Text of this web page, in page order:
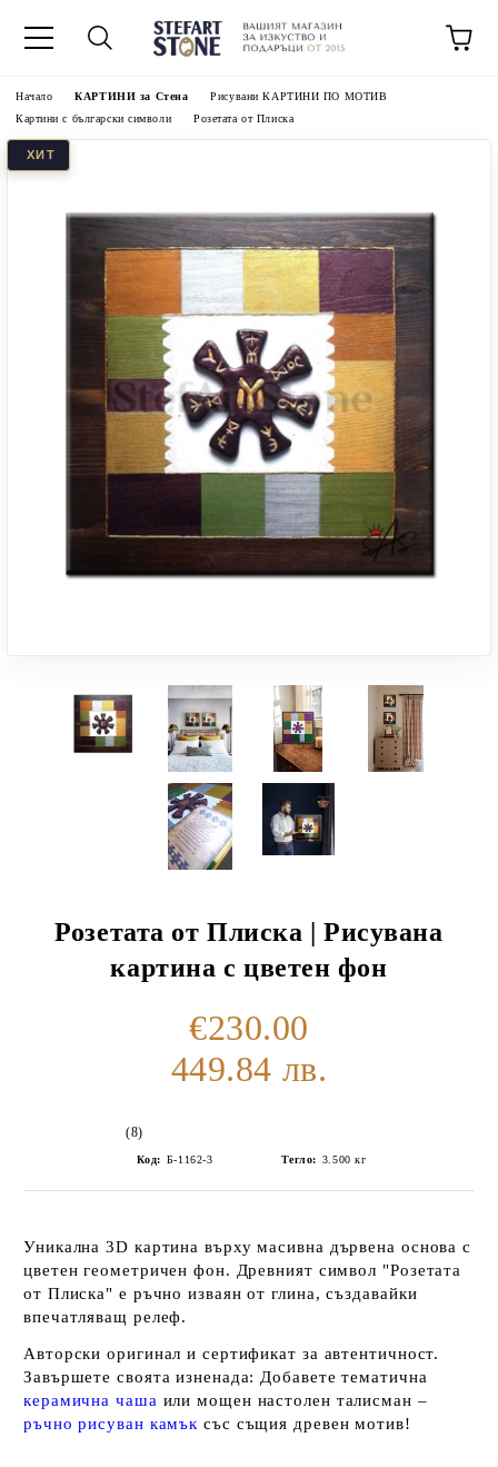
Начало КАРТИНИ за Стена
Рисувани КАРТИНИ ПО МОТИВ
Картини с български символи
Розетата от Плиска
Розетата от Плиска | Рисувана
картина с цветен фон
€230.00
449.84 лв.
(8)
Код: Б-1162-3 Тегло: 3.500 кг
Уникална 3D картина върху масивна дървена основа с
цветен геометричен фон. Древният символ "Розетата
от Плиска" е ръчно изваян отглина, създавайки
впечатляващ релеф.
Авторски оригинал и сертификат за автентичност.
Завършете своята изненада: Добавете тематична
керамична чаша или мощен настолен талисман –
ръчнорисуван камък със същия древен мотив!